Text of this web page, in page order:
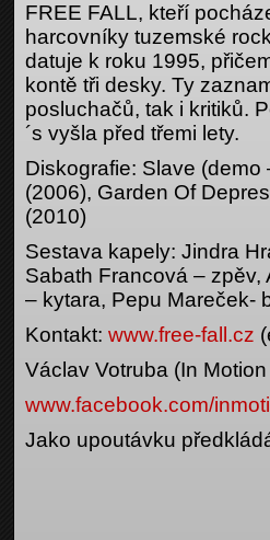
FREE FALL, kteří
harcovníky tuzemské
datuje k roku 1995,
kontě tři desky. Ty
posluchačů, tak i kritiků.
´s vyšla před třemi lety.
Diskografie: Slave
(2006), Garden Of
(2010)
Sestava kapely: Jindra
Sabath Francová – zpěv,
– kytara, Pepu Mareček-
Kontakt: www.free-fall.cz
Václav Votruba (In
www.facebook.com/
Jako upoutávku